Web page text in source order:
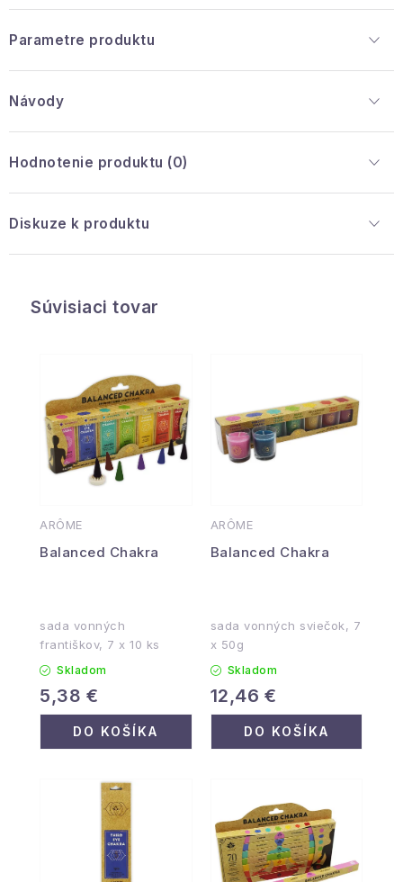
Parametre produktu
Návody
Hodnotenie produktu (0)
Diskuze k produktu
Súvisiaci tovar
ARÔME
Balanced Chakra
sada vonných
františkov, 7 x 10 ks
Skladom
5,38 €
DO KOŠÍKA
ARÔME
Balanced Chakra
sada vonných sviečok, 7
x 50g
Skladom
12,46 €
DO KOŠÍKA